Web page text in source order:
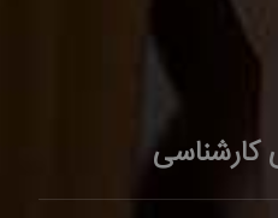
کارشناسی